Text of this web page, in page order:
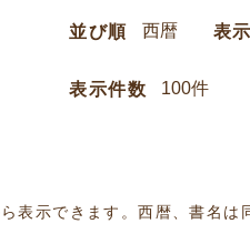
並び順 表
表示件数
表示できます。西暦、書名